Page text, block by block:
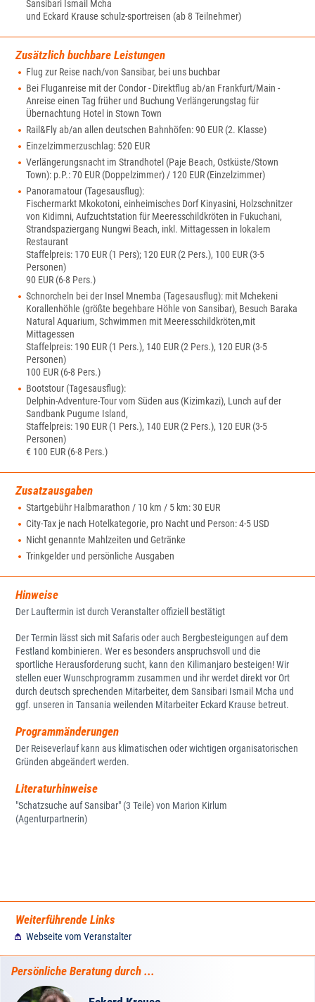
Sansibari Ismail Mcha
und Eckard Krause schulz-sportreisen (ab 8 Teilnehmer)
Zusätzlich buchbare Leistungen
Flug zur Reise nach/von Sansibar, bei uns buchbar
Bei Fluganreise mit der Condor - Direktflug ab/an Frankfurt/Main -
Anreise einen Tag früher und Buchung Verlängerungstag für
Übernachtung Hotel in Stown Town
Rail&Fly ab/an allen deutschen Bahnhöfen: 90 EUR (2. Klasse)
Einzelzimmerzuschlag: 520 EUR
Verlängerungsnacht im Strandhotel (Paje Beach, Ostküste/Stown
Town): p.P.: 70 EUR (Doppelzimmer) / 120 EUR (Einzelzimmer)
Panoramatour (Tagesausflug):
Fischermarkt Mkokotoni, einheimisches Dorf Kinyasini, Holzschnitzer
von Kidimni, Aufzuchtstation für Meeresschildkröten in Fukuchani,
Strandspaziergang Nungwi Beach, inkl. Mittagessen in lokalem
Restaurant
Staffelpreis: 170 EUR (1 Pers); 120 EUR (2 Pers.), 100 EUR (3-5
Personen)
90 EUR (6-8 Pers.)
Schnorcheln bei der Insel Mnemba (Tagesausflug): mit Mchekeni
Korallenhöhle (größte begehbare Höhle von Sansibar), Besuch Baraka
Natural Aquarium, Schwimmen mit Meeresschildkröten,mit
Mittagessen
Staffelpreis: 190 EUR (1 Pers.), 140 EUR (2 Pers.), 120 EUR (3-5
Personen)
100 EUR (6-8 Pers.)
Bootstour (Tagesausflug):
Delphin-Adventure-Tour vom Süden aus (Kizimkazi), Lunch auf der
Sandbank Pugume Island,
Staffelpreis: 190 EUR (1 Pers.), 140 EUR (2 Pers.), 120 EUR (3-5
Personen)
€ 100 EUR (6-8 Pers.)
Zusatzausgaben
Startgebühr Halbmarathon / 10 km / 5 km: 30 EUR
City-Tax je nach Hotelkategorie, pro Nacht und Person: 4-5 USD
Nicht genannte Mahlzeiten und Getränke
Trinkgelder und persönliche Ausgaben
Hinweise
Der Lauftermin ist durch Veranstalter offiziell bestätigt
Der Termin lässt sich mit Safaris oder auch Bergbesteigungen auf dem
Festland kombinieren. Wer es besonders anspruchsvoll und die
sportliche Herausforderung sucht, kann den Kilimanjaro besteigen! Wir
stellen euer Wunschprogramm zusammen und ihr werdet direkt vor Ort
durch deutsch sprechenden Mitarbeiter, dem Sansibari Ismail Mcha und
ggf. unseren in Tansania weilenden Mitarbeiter Eckard Krause betreut.
Programmänderungen
Der Reiseverlauf kann aus klimatischen oder wichtigen organisatorischen
Gründen abgeändert werden.
Literaturhinweise
"Schatzsuche auf Sansibar" (3 Teile) von Marion Kirlum
(Agenturpartnerin)
Weiterführende Links
Webseite vom Veranstalter
Persönliche Beratung durch ...